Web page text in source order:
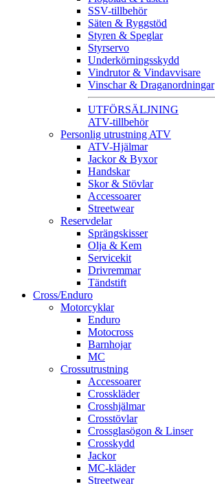
SSV-tillbehör
Säten & Ryggstöd
Styren & Speglar
Styrservo
Underkörningsskydd
Vindrutor & Vindavvisare
Vinschar & Draganordningar
UTFÖRSÄLJNING
ATV-tillbehör
Personlig utrustning ATV
ATV-Hjälmar
Jackor & Byxor
Handskar
Skor & Stövlar
Accessoarer
Streetwear
Reservdelar
Sprängskisser
Olja & Kem
Servicekit
Drivremmar
Tändstift
Cross/Enduro
Motorcyklar
Enduro
Motocross
Barnhojar
MC
Crossutrustning
Accessoarer
Crosskläder
Crosshjälmar
Crosstövlar
Crossglasögon & Linser
Crosskydd
Jackor
MC-kläder
Streetwear